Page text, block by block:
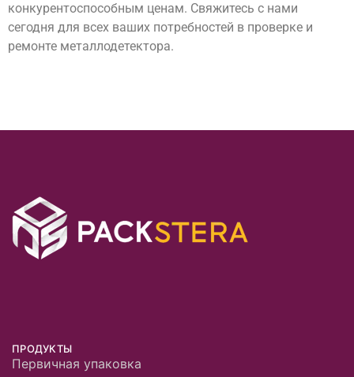
конкурентоспособным ценам. Свяжитесь с нами
сегодня для всех ваших потребностей в проверке и
ремонте металлодетектора.
ПРОДУКТЫ
Первичная упаковка